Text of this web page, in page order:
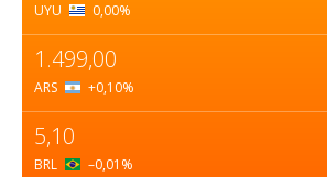
UYU 0,00%
1.499,00
ARS +0,10%
5,10
BRL –0,01 %